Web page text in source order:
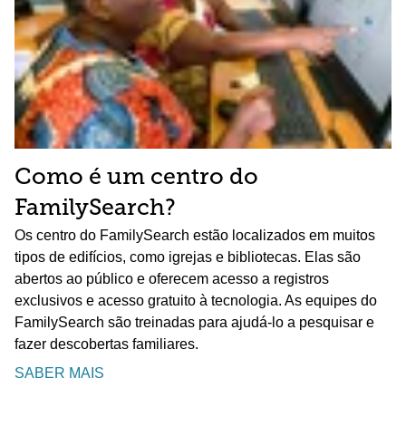
Como é um centro do
FamilySearch?
Os centro do FamilySearch estão localizados em muitos
tipos de edifícios, como igrejas e bibliotecas. Elas são
abertos ao público e oferecem acesso a registros
exclusivos e acesso gratuito à tecnologia. As equipes do
FamilySearch são treinadas para ajudá-lo a pesquisar e
fazer descobertas familiares.
SABER MAIS